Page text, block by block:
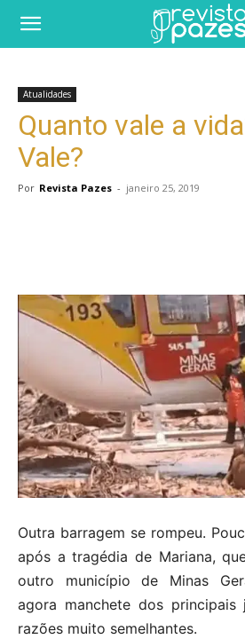
Atualidades
Quanto vale a
Vale?
Por Revista Pazes - janeiro 25, 2019
Outra barragem se rompeu.
após a tragédia de Mariana,
outro município de Minas
agora manchete dos
razões muito semelhantes.